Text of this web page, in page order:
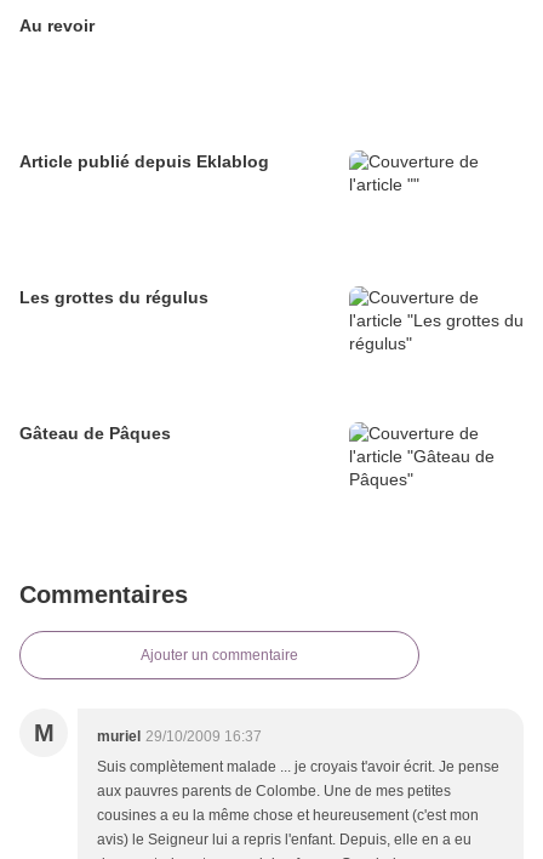
Au revoir
Article publié depuis Eklablog
Les grottes du régulus
Gâteau de Pâques
Commentaires
Ajouter un commentaire
M muriel 29/10/2009 16:37
Suis complètement malade ... je croyais t'avoir écrit. Je pense
aux pauvres parents de Colombe. Une de mes petites
cousines a eu la même chose et heureusement (c'est mon
avis) le Seigneur lui a repris l'enfant. Depuis, elle en a eu